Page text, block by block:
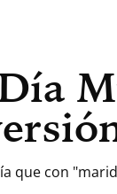
que con